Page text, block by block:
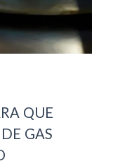
QUE
GAS